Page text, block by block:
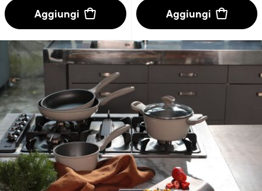
Aggiungi Aggiungi